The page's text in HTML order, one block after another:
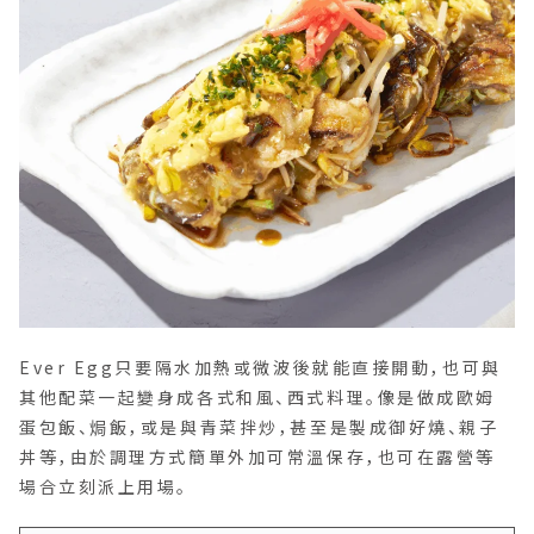
Ever Egg只要隔水加熱或微波後就能直接開動，也可與
其他配菜一起變身成各式和風、西式料理。像是做成歐姆
蛋包飯、焗飯，或是與青菜拌炒，甚至是製成御好燒、親子
丼等，由於調理方式簡單外加可常溫保存，也可在露營等
場合立刻派上用場。